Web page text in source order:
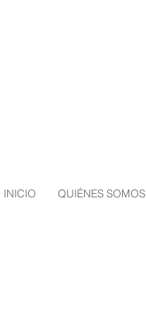
INICIO QUIÉNES SOMOS